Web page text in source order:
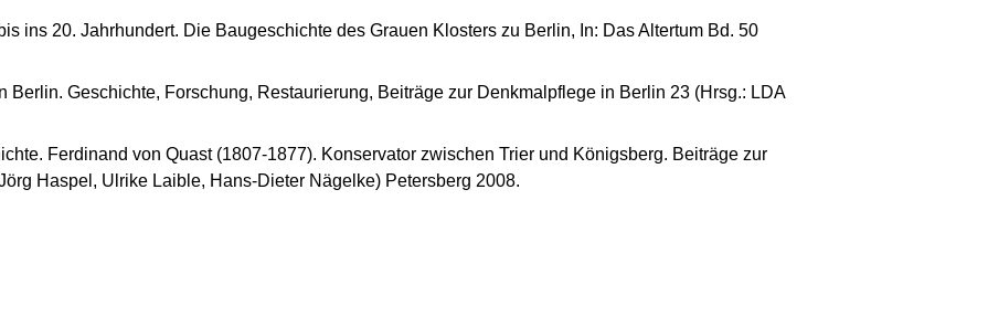
ins 20. Jahrhundert. Die Baugeschichte des Grauen Klosters zu Berlin, In: Das Altertum Bd. 50
Berlin. Geschichte, Forschung, Restaurierung, Beiträge zur Denkmalpflege in Berlin 23 (Hrsg.: LDA
Ferdinand von Quast (1807-1877). Konservator zwischen Trier und Königsberg. Beiträge zur
Haspel, Ulrike Laible, Hans-Dieter Nägelke) Petersberg 2008.